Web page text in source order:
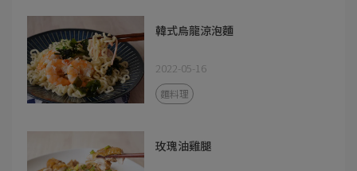
韓式烏龍涼泡麵
2022-05-16
麵料理
玫瑰油雞腿